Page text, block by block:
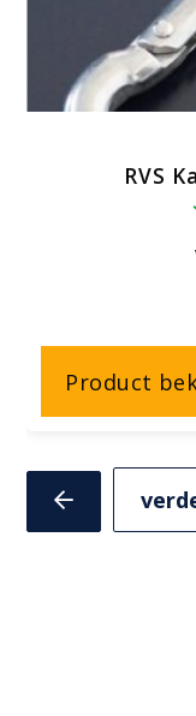
RVS
Product
Vorige
slide